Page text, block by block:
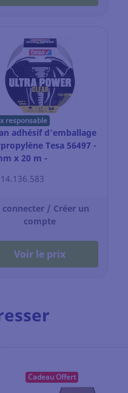
responsable
adhésif d'emballage
Tesa 56497 -
x 20 m -
connecter / Créer un
compte
Voir le prix
Cadeau Offert